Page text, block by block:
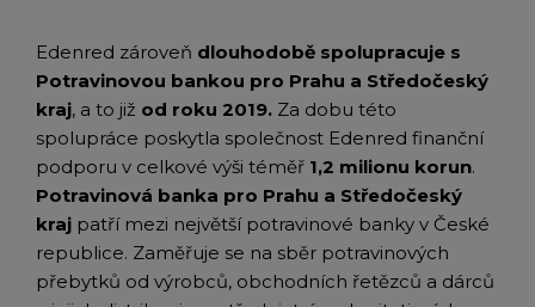
Edenred zároveň dlouhodobě spolupracuje s
Potravinovou bankou pro Prahu a Středočeský
kraj, a to již od roku 2019. Za dobu této
spolupráce poskytla společnost Edenred finanční
podporu v celkové výši téměř 1,2 milionu korun.
Potravinová banka pro Prahu a Středočeský
kraj patří mezi největší potravinové banky v České
republice. Zaměřuje se na sběr potravinových
přebytků od výrobců, obchodních řetězců a dárců